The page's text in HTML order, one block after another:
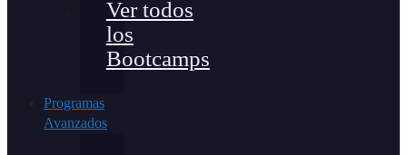
Ver todos
los
Bootcamps
Programas
Avanzados